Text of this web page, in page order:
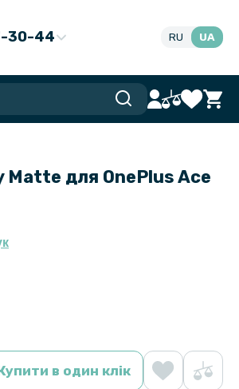
30-44 RU UA
Matte для OnePlus Ace
в один клік